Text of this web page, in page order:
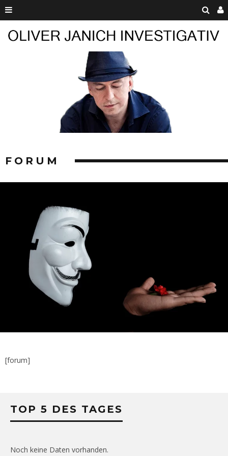
FORUM
[forum]
TOP 5 DES TAGES
Noch keine Daten vorhanden.